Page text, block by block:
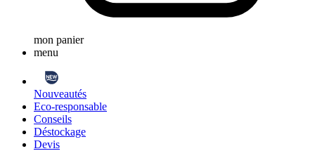
mon panier
menu
Nouveautés
Eco-responsable
Conseils
Déstockage
Devis